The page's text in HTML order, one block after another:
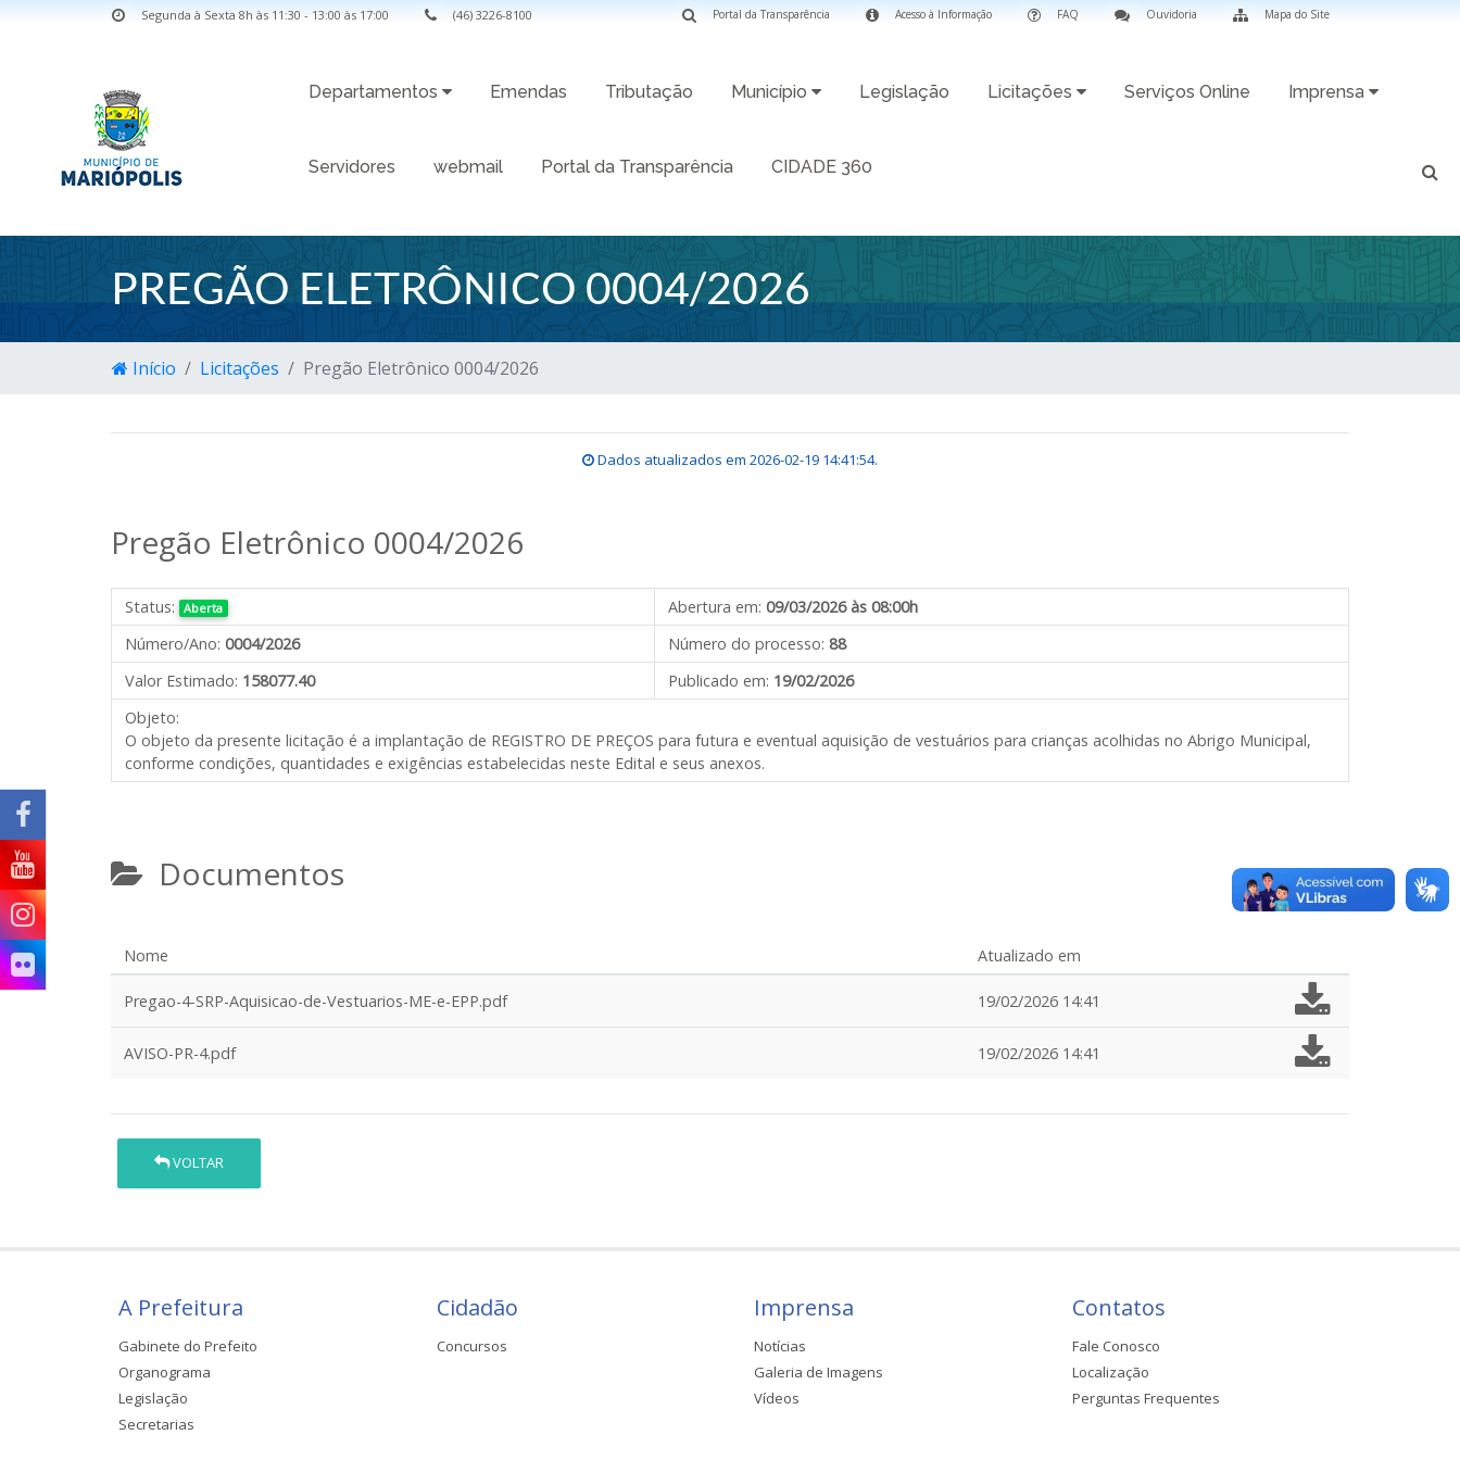
Segunda à Sexta 8h às 11:30 - 13:00 às 17:00 (46) 3226-8100 Mapa do Site
Ouvidoria
FAQ
Acesso à Informação
Portal da Transparência
Departamentos Emendas Tributação Município Legislação Licitações Serviços Online Imprensa
Servidores webmail Portal da Transparência CIDADE 360
PREGÃO ELETRÔNICO 0004/2026
Início Licitações Pregão Eletrônico 0004/2026
Dados atualizados em 2026-02-19 14:41:54.
Pregão Eletrônico 0004/2026
Status: Aberta Abertura em: 09/03/2026 às 08:00h
Número/Ano: 0004/2026 Número do processo: 88
Valor Estimado: 158077.40 Publicado em: 19/02/2026
Objeto:
O objeto da presente licitação é a implantação de REGISTRO DE PREÇOS para futura e eventual aquisição de vestuários para crianças acolhidas no Abrigo Municipal,
conforme condições, quantidades e exigências estabelecidas neste Edital e seus anexos.
Documentos
Nome Atualizado em
Pregao-4-SRP-Aquisicao-de-Vestuarios-ME-e-EPP.pdf 19/02/2026 14:41
AVISO-PR-4.pdf 19/02/2026 14:41
VOLTAR
A Prefeitura
Gabinete do Prefeito
Organograma
Legislação
Secretarias
Cidadão
Concursos
Imprensa
Notícias
Galeria de Imagens
Vídeos
Contatos
Fale Conosco
Localização
Perguntas Frequentes